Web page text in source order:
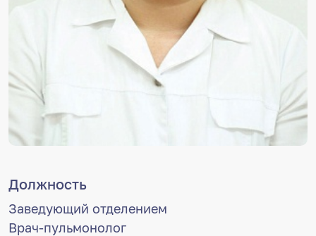
Должность
Заведующий отделением
Врач-пульмонолог